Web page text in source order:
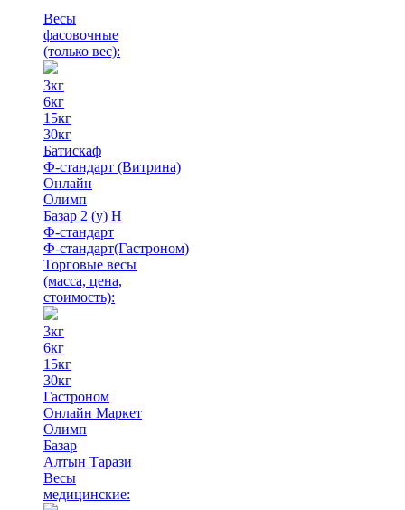
Весы
фасовочные
(только вес):
3кг
6кг
15кг
30кг
Батискаф
Ф-стандарт (Витрина)
Онлайн
Олимп
Базар 2 (у) Н
Ф-стандарт
Ф-стандарт(Гастроном)
Торговые весы
(масса, цена,
стоимость):
3кг
6кг
15кг
30кг
Гастроном
Онлайн Маркет
Олимп
Базар
Алтын Тарази
Весы
медицинские: